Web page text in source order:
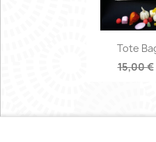
Tote
15,00 €